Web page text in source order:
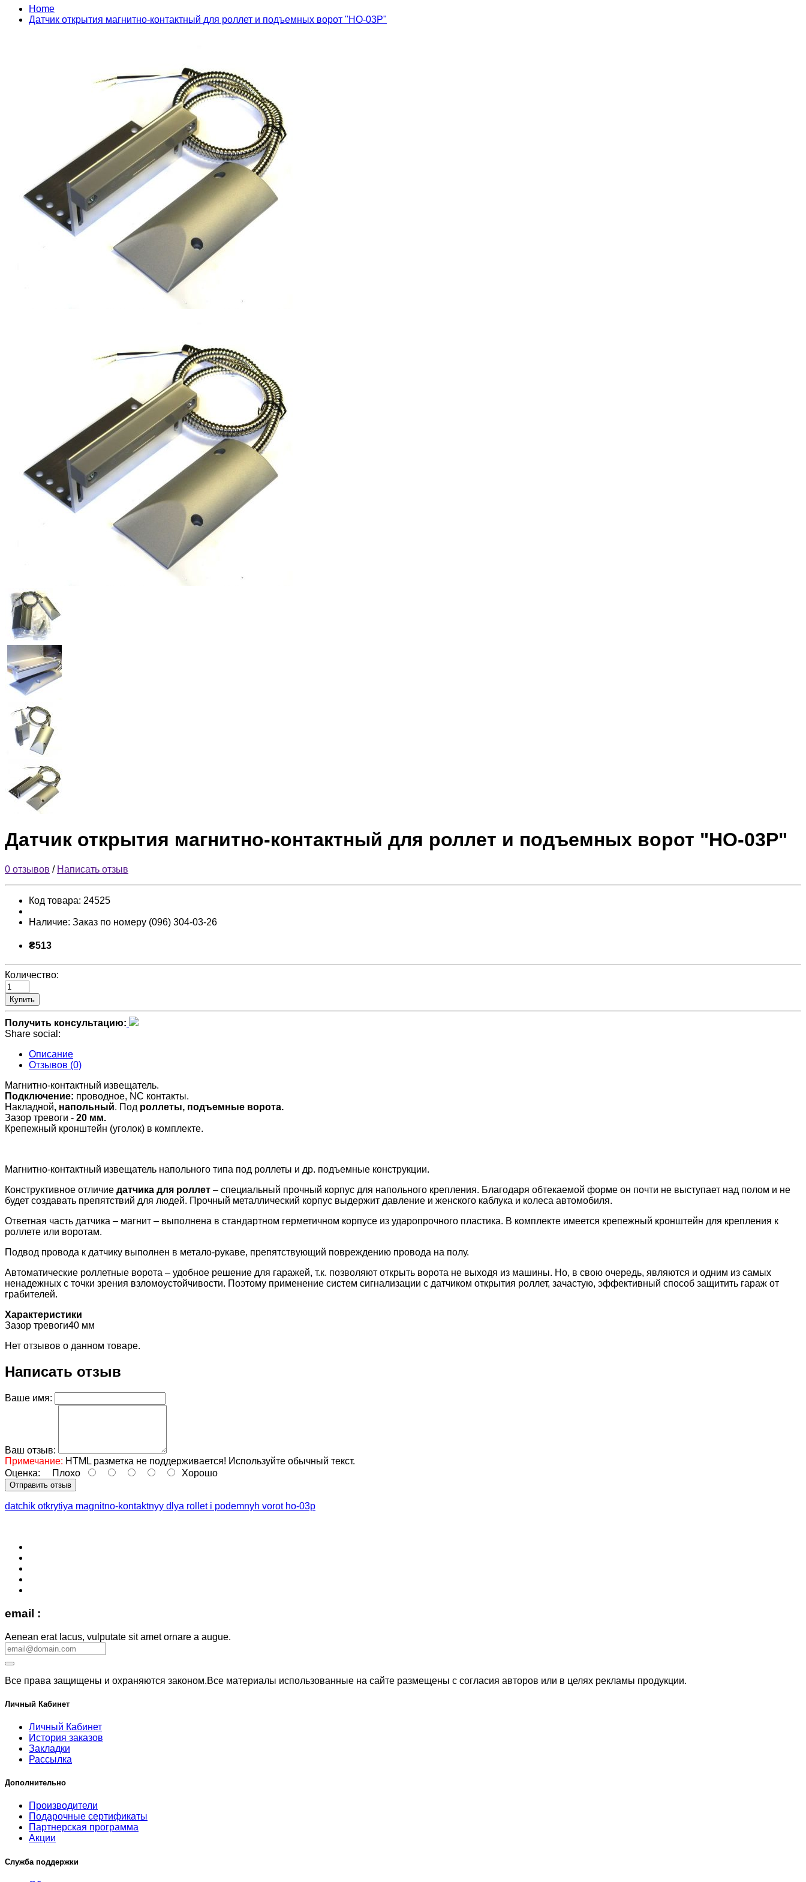
Home
Датчик открытия магнитно-контактный для роллет и подъемных ворот "HO-03P"
Датчик открытия магнитно-контактный для роллет и подъемных ворот "HO-03P"
0 отзывов / Написать отзыв
Код товара: 24525
Наличие: Заказ по номеру (096) 304-03-26
₴513
Количество:
Купить
Получить консультацию:
Share social:
Описание
Отзывов (0)
Магнитно-контактный извещатель.
Подключение: проводное, NC контакты.
Накладной, напольный. Под роллеты, подъемные ворота.
Зазор тревоги - 20 мм.
Крепежный кронштейн (уголок) в комплекте.
Магнитно-контактный извещатель напольного типа под роллеты и др. подъемные конструкции.
Конструктивное отличие датчика для роллет – специальный прочный корпус для напольного крепления. Благодаря обтекаемой форме он почти не выступает над полом и не
будет создавать препятствий для людей. Прочный металлический корпус выдержит давление и женского каблука и колеса автомобиля.
Ответная часть датчика – магнит – выполнена в стандартном герметичном корпусе из ударопрочного пластика. В комплекте имеется крепежный кронштейн для крепления к
роллете или воротам.
Подвод провода к датчику выполнен в метало-рукаве, препятствующий повреждению провода на полу.
Автоматические роллетные ворота – удобное решение для гаражей, т.к. позволяют открыть ворота не выходя из машины. Но, в свою очередь, являются и одним из самых
ненадежных с точки зрения взломоустойчивости. Поэтому применение систем сигнализации с датчиком открытия роллет, зачастую, эффективный способ защитить гараж от
грабителей.
Характеристики
Зазор тревоги40 мм
Нет отзывов о данном товаре.
Написать отзыв
Ваше имя:
Ваш отзыв:
Примечание: HTML разметка не поддерживается! Используйте обычный текст.
Оценка: Плохо Хорошо
Отправить отзыв
datchik otkrytiya magnitno-kontaktnyy dlya rollet i podemnyh vorot ho-03p
email :
Aenean erat lacus, vulputate sit amet ornare a augue.
Все права защищены и охраняются законом.Все материалы использованные на сайте размещены с согласия авторов или в целях рекламы продукции.
Личный Кабинет
Личный Кабинет
История заказов
Закладки
Рассылка
Дополнительно
Производители
Подарочные сертификаты
Партнерская программа
Акции
Служба поддержки